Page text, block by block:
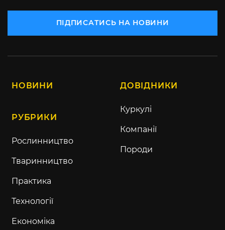
ПІДПИСАТИСЬ НА НОВИНИ
НОВИНИ
РУБРИКИ
Рослинництво
Тваринництво
Практика
Технології
Економіка
ДОВІДНИКИ
Куркулі
Компанії
Породи